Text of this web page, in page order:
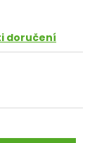
doručení